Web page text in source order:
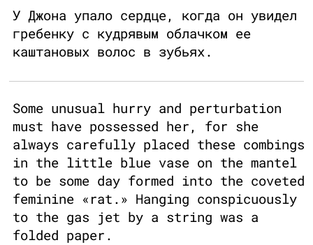
У Джона упало сердце, когда он увидел
гребенку с кудрявым облачком ее
каштановых волос в зубьях.
Some unusual hurry and perturbation
must have possessed her, for she
always carefully placed these combings
in the little blue vase on the mantel
to be some day formed into the coveted
feminine «rat.» Hanging conspicuously
to the gas jet by a string was a
folded paper.